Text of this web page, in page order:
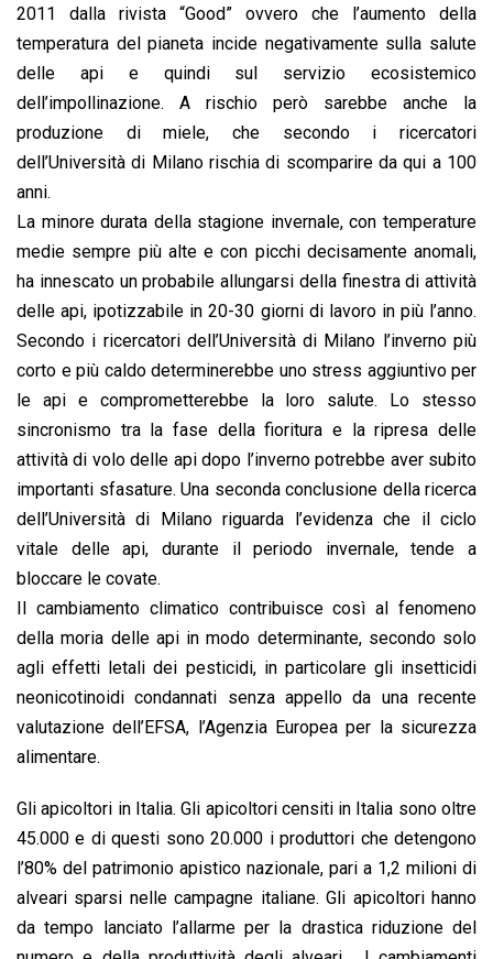
2011 dalla rivista “Good” ovvero che l’aumento della
temperatura del pianeta incide negativamente sulla salute
delle api e quindi sul servizio ecosistemico
dell’impollinazione. A rischio però sarebbe anche la
produzione di miele, che secondo i ricercatori
dell’Università di Milano rischia di scomparire da qui a 100
anni.
La minore durata della stagione invernale, con temperature
medie sempre più alte e con picchi decisamente anomali,
ha innescato un probabile allungarsi della finestra di attività
delle api, ipotizzabile in 20-30 giorni di lavoro in più l’anno.
Secondo i ricercatori dell’Università di Milano l’inverno più
corto e più caldo determinerebbe uno stress aggiuntivo per
le api e comprometterebbe la loro salute. Lo stesso
sincronismo tra la fase della fioritura e la ripresa delle
attività di volo delle api dopo l’inverno potrebbe aver subito
importanti sfasature. Una seconda conclusione della ricerca
dell’Università di Milano riguarda l’evidenza che il ciclo
vitale delle api, durante il periodo invernale, tende a
bloccare le covate.
Il cambiamento climatico contribuisce così al fenomeno
della moria delle api in modo determinante, secondo solo
agli effetti letali dei pesticidi, in particolare gli insetticidi
neonicotinoidi condannati senza appello da una recente
valutazione dell’EFSA, l’Agenzia Europea per la sicurezza
alimentare.
Gli apicoltori in Italia. Gli apicoltori censiti in Italia sono oltre
45.000 e di questi sono 20.000 i produttori che detengono
l’80% del patrimonio apistico nazionale, pari a 1,2 milioni di
alveari sparsi nelle campagne italiane. Gli apicoltori hanno
da tempo lanciato l’allarme per la drastica riduzione del